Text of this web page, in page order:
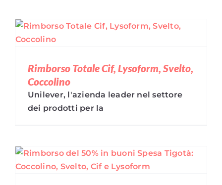
Rimborso Totale Cif, Lysoform, Svelto,
Coccolino
Unilever, l'azienda leader nel settore
dei prodotti per la